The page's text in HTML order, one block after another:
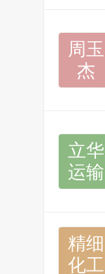
周玉
杰
立华
运输
精细
化工